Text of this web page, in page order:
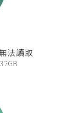
法讀取